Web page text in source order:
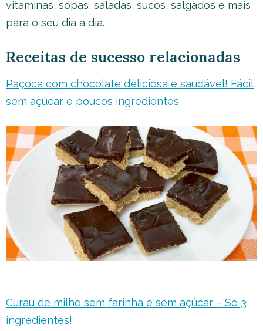
vitaminas, sopas, saladas, sucos, salgados e mais
para o seu dia a dia.
Receitas de sucesso relacionadas
Paçoca com chocolate deliciosa e saudável! Fácil,
sem açúcar e poucos ingredientes
Curau de milho sem farinha e sem açúcar – Só 3
ingredientes!